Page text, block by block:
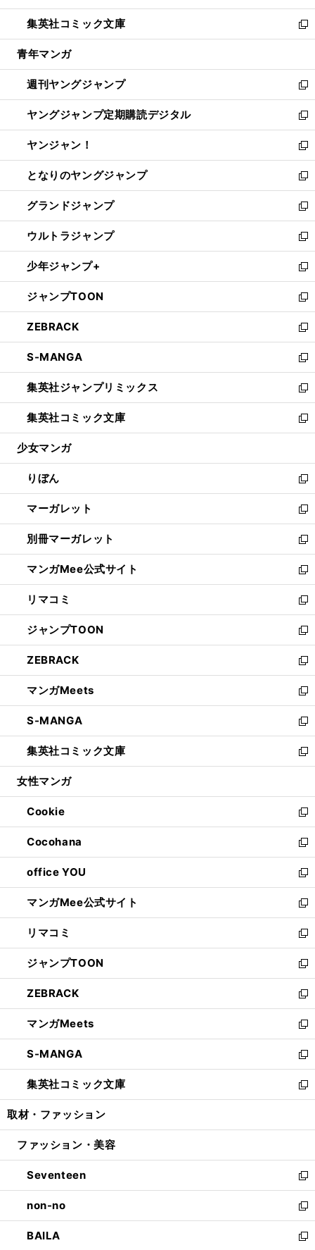
開
く
ウ
で
開
ン
ド
ウ
開
く
ウ
ィ
ン
ウ
で
開
く
し
い
ウ
ン
ド
ウ
で
開
く
集英社コミック文庫
新
し
ウ
ィ
ン
ド
ウ
で
開
く
青年マンガ
週刊ヤングジャンプ
新
し
い
ウ
ィ
ン
ド
ウ
で
開
く
ヤングジャンプ定期購読デジタル
新
し
い
ウ
ィ
ン
ド
ウ
で
開
く
ヤンジャン！
新
し
い
ウ
ィ
ン
ド
ウ
で
開
く
となりのヤングジャンプ
新
し
い
ウ
ィ
ン
ド
ウ
で
開
く
グランドジャンプ
新
し
い
ウ
ィ
ン
ド
ウ
で
開
く
ウルトラジャンプ
新
し
い
ウ
ィ
ン
ド
ウ
で
開
く
少年ジャンプ+
新
し
い
ウ
ィ
ン
ド
ウ
で
開
く
ジャンプTOON
新
し
い
ウ
ィ
ン
ド
ウ
で
開
ZEBRACK
新
し
い
ウ
ィ
ン
ド
ウ
開
く
S-MANGA
新
し
い
ウ
ィ
ン
ウ
で
開
く
集英社ジャンプリミックス
新
し
い
ウ
ン
ド
ウ
で
開
く
集英社コミック文庫
新
し
ウ
ィ
ン
ド
ウ
で
開
く
少女マンガ
りぼん
新
し
い
ウ
ィ
ン
ド
ウ
で
開
く
マーガレット
新
し
い
ウ
ィ
ン
ド
ウ
で
開
く
別冊マーガレット
新
し
い
ウ
ィ
ン
ド
ウ
で
開
く
マンガMee公式サイト
新
し
い
ウ
ィ
ン
ド
ウ
で
開
く
リマコミ
新
し
い
ウ
ィ
ン
ド
ウ
で
開
く
ジャンプTOON
新
し
い
ウ
ィ
ン
ド
ウ
で
開
ZEBRACK
新
し
い
ウ
ィ
ン
ド
ウ
開
く
マンガMeets
新
し
い
ウ
ィ
ン
ウ
で
開
く
S-MANGA
新
し
い
ウ
ン
ド
ウ
で
開
く
集英社コミック文庫
新
し
ウ
ィ
ン
ド
ウ
で
開
く
女性マンガ
Cookie
新
し
い
ウ
ィ
ン
ド
ウ
で
開
く
Cocohana
新
し
い
ウ
ィ
ン
ド
ウ
で
開
く
office YOU
新
し
い
ウ
ィ
ン
ド
ウ
で
開
く
マンガMee公式サイト
新
し
い
ウ
ィ
ン
ド
ウ
で
開
く
リマコミ
新
し
い
ウ
ィ
ン
ド
ウ
で
開
く
ジャンプTOON
新
し
い
ウ
ィ
ン
ド
ウ
で
開
ZEBRACK
新
し
い
ウ
ィ
ン
ド
ウ
開
マンガMeets
新
し
い
ウ
ィ
ン
ウ
開
く
S-MANGA
新
し
い
ウ
ン
ウ
で
開
く
集英社コミック文庫
新
し
ウ
ン
ド
ウ
で
開
く
取材・ファッション
ファッション・美容
Seventeen
新
し
い
ウ
ィ
non-no
新
し
い
BAILA
新